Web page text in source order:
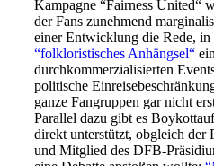
Kampagne “Fairness United“
der Fans zunehmend
einer Entwicklung die Rede, in
“folkloristisches Anhängsel“
durchkommerzialisierten
politische
ganze Fangruppen gar nicht
Parallel dazu gibt es
direkt unterstützt, obgleich der
und Mitglied des DFB-